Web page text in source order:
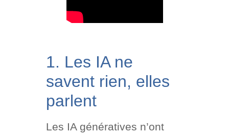
1. Les IA ne
savent rien, elles
parlent
Les IA génératives n’ont